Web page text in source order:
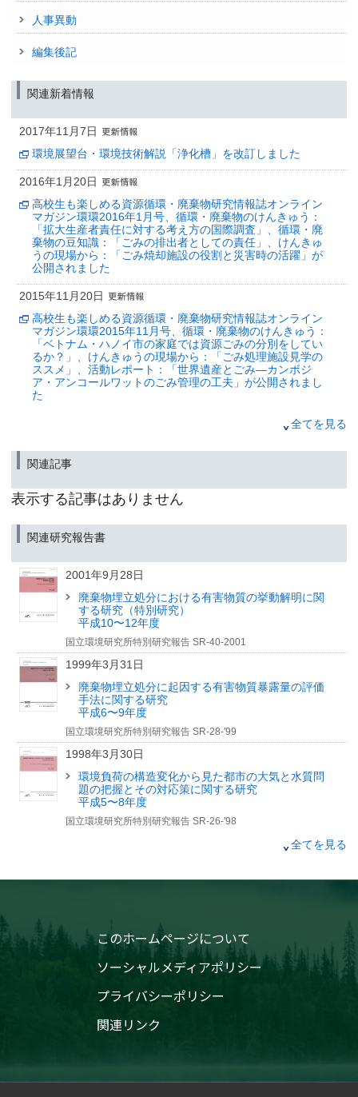
人事異動
編集後記
関連新着情報
2017年11月7日
環境展望台・環境技術解説「浄化槽」を改訂しました
2016年1月20日
高校生も楽しめる資源循環・廃棄物研究情報誌オンライン
マガジン環環2016年1月号、循環・廃棄物のけんきゅう：
「拡大生産者責任に対する考え方の国際調査」、循環・廃
棄物の豆知識：「ごみの排出者としての責任」、けんきゅ
うの現場から：「ごみ焼却施設の役割と災害時の活躍」が
公開されました
2015年11月20日
高校生も楽しめる資源循環・廃棄物研究情報誌オンライン
マガジン環環2015年11月号、循環・廃棄物のけんきゅう：
「ベトナム・ハノイ市の家庭では資源ごみの分別をしてい
るか？」、けんきゅうの現場から：「ごみ処理施設見学の
ススメ」、活動レポート：「世界遺産とごみ—カンボジ
ア・アンコールワットのごみ管理の工夫」が公開されまし
た
マガジン環環2015年10月号、循環・廃棄物の基礎講座：
「資源利用・循環のステークホルダー」、循環・廃棄物の
現場から：「ベトナム・ハノイ市における生ごみ分別収集
の課題と解決方針」が公開されました。
2015年10月19日
国立環境研究所 資源循環・廃棄物研究センター報告書：
「高齢者を対象としたごみ出し支援の取組みに関するアン
ケート調査結果報告」 が刊行されました
2015年8月20日
高校生も楽しめる資源循環・廃棄物研究情報誌オンライン
マガジン環環2015年8月号、循環・廃棄物のけんきゅう：
「地震に強い排水処理 -浄化槽-」、循環・廃棄物の豆知
識：「CO2からモノを生み出す微生物電気分解」、けんき
ゅうの現場から：「バイオ・エコエンジニアリング研究施
設における研究概要」が公開されました。
2015年6月30日
｢使用済み電気製品の国際資源循環
～日本とアジアで目指すE-wasteの適正管理～｣
国立環境研究所「環境儀」第57号の刊行について
（お知らせ）
（筑波研究学園都市記者会、環境省記者クラブ同時配付）
全てを見る
関連記事
表示する記事はありません
関連研究報告書
2001年9月28日
廃棄物埋立処分における有害物質の挙動解明に関
する研究（特別研究）
平成10〜12年度
国立環境研究所特別研究報告 SR-40-2001
1999年3月31日
廃棄物埋立処分に起因する有害物質暴露量の評価
手法に関する研究
平成6〜9年度
国立環境研究所特別研究報告 SR-28-'99
1998年3月30日
環境負荷の構造変化から見た都市の大気と水質問
題の把握とその対応策に関する研究
平成5〜8年度
国立環境研究所特別研究報告 SR-26-'98
平成2〜4年度
全てを見る
このホームページについて
ソーシャルメディアポリシー
プライバシーポリシー
関連リンク